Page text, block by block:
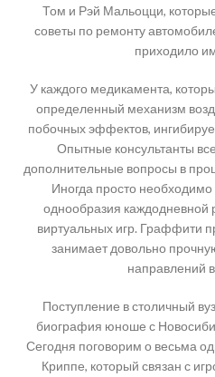
Том и Рэй Мальоцци,
советы по ремонту
приходило
У каждого медикамента,
определенный механизм
побочных эффектов,
Опытные консультанты
дополнительные вопросы в
Иногда просто
однообразия каждодневной
виртуальных игр. Граффити
занимает довольно
направлений в
Поступление в столичный
биография юноше с
Сегодня поговорим о весьма
Криппе, который связан с